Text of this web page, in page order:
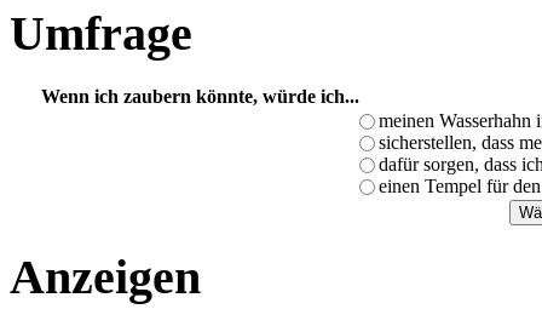
Umfrage
Wenn ich zaubern könnte, würde ich...
meinen
sicherstellen, dass
dafür sorgen, dass
einen Tempel für
Anzeigen